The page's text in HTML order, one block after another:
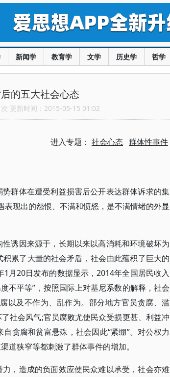
新闻学 教育学 文学 历史学 哲学
的五大社会心态
更新时间：2015-05-15 01:02
进入专题： 社会心态 群体性事件
群体在遭受利益损害后公开表达群体诉求的集
表现出的怨恨、不满和愤怒，是不满情绪的外显
诱因来源于，长期以来以高消耗和环境破坏为
累了大量的社会矛盾，社会由此蕴积了巨大的
月20日发布的数据显示，2014年全国居民收入
不平等”，按照国际上对基尼系数的解释，社会
以及不作为、乱作为。部分地方官员贪腐、滥
社会风气;官员腐败尤使民众受损更甚、利益冲
贪腐和贫富悬殊，社会因此“紧绷”。对公权力
道狭窄等都刺激了群体事件的增加。
，造成的负面效应使民众难以承受，社会亦难